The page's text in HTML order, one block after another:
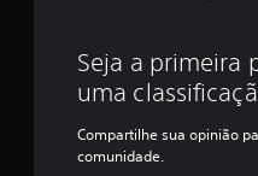
Seja a primeira
uma
Compartilhe sua opinião
comunidade.